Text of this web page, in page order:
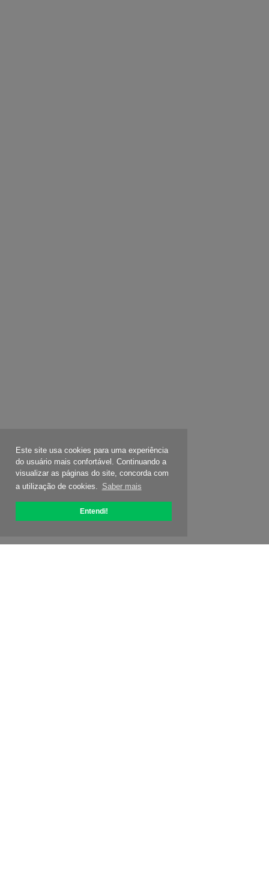
Este site usa cookies para uma experiência
do usuário mais confortável. Continuando a
visualizar as páginas do site, concorda com
a utilização de cookies. Saber mais
Entendi!